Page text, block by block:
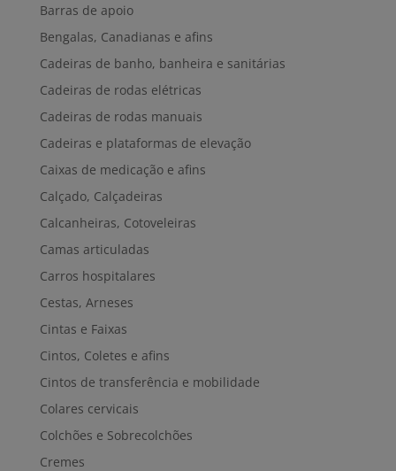
Barras de apoio
Bengalas, Canadianas e afins
Cadeiras de banho, banheira e sanitárias
Cadeiras de rodas elétricas
Cadeiras de rodas manuais
Cadeiras e plataformas de elevação
Caixas de medicação e afins
Calçado, Calçadeiras
Calcanheiras, Cotoveleiras
Camas articuladas
Carros hospitalares
Cestas, Arneses
Cintas e Faixas
Cintos, Coletes e afins
Cintos de transferência e mobilidade
Colares cervicais
Colchões e Sobrecolchões
Cremes